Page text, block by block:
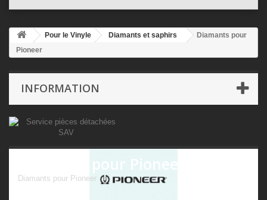
Pour le Vinyle Diamants et saphirs
Diamants pour
Pioneer
INFORMATION
Diamants pour Pioneer
Diamants pour Pioneer